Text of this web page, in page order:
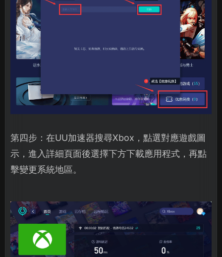
第四步：在UU加速器搜尋Xbox，點選對應遊戲圖
示，進入詳細頁面後選擇下方下載應用程式，再點
擊變更系統地區。